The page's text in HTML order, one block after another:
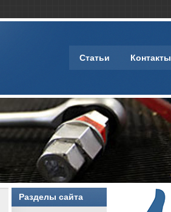
Статьи Контакты
Разделы сайта